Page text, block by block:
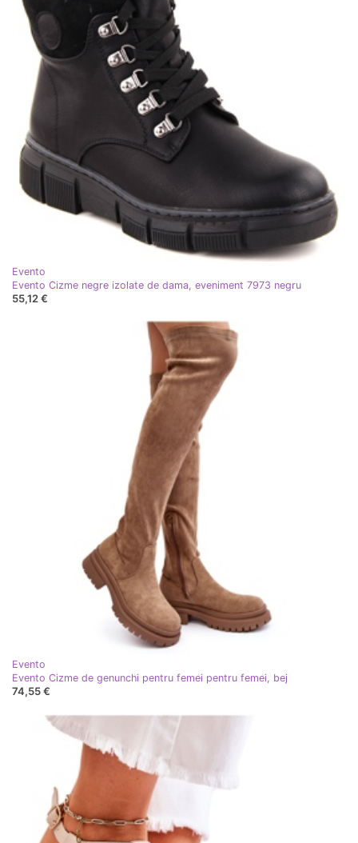
Evento
Evento Cizme negre izolate de dama, eveniment 7973 negru
55,12 €
Evento
Evento Cizme de genunchi pentru femei pentru femei, bej
74,55 €